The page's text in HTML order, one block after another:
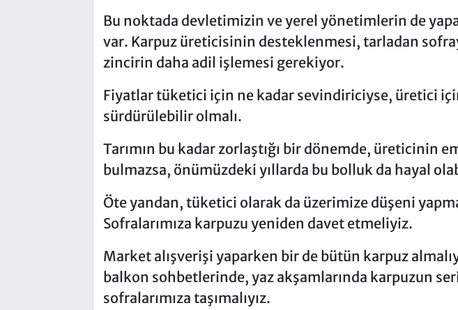
Bu noktada devletimizin ve yerel yönetimlerin de
var. Karpuz üreticisinin desteklenmesi, tarladan
zincirin daha adil işlemesi gerekiyor.
Fiyatlar tüketici için ne kadar sevindiriciyse, üretici
sürdürülebilir olmalı.
Tarımın bu kadar zorlaştığı bir dönemde, üreticinin
bulmazsa, önümüzdeki yıllarda bu bolluk da hayal
Öte yandan, tüketici olarak da üzerimize düşeni
Sofralarımıza karpuzu yeniden davet etmeliyiz.
Market alışverişi yaparken bir de bütün karpuz
balkon sohbetlerinde, yaz akşamlarında karpuzun
sofralarımıza taşımalıyız.